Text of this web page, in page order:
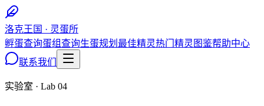
洛克王国 · 灵蛋所
孵蛋查询蛋组查询生蛋规划 最佳精灵热门精灵图鉴帮助中心
联系我们
实验室 · Lab 04